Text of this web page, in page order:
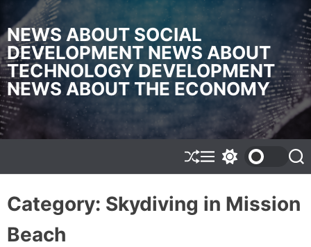
i
p
t
o
c
o
n
n
NEWS ABOUT SOCIAL
DEVELOPMENT NEWS ABOUT
TECHNOLOGY DEVELOPMENT
NEWS ABOUT THE ECONOMY
S
h
f
M
e
u
w
t
c
S
e
r
c
Category: Skydiving in Mission
Beach